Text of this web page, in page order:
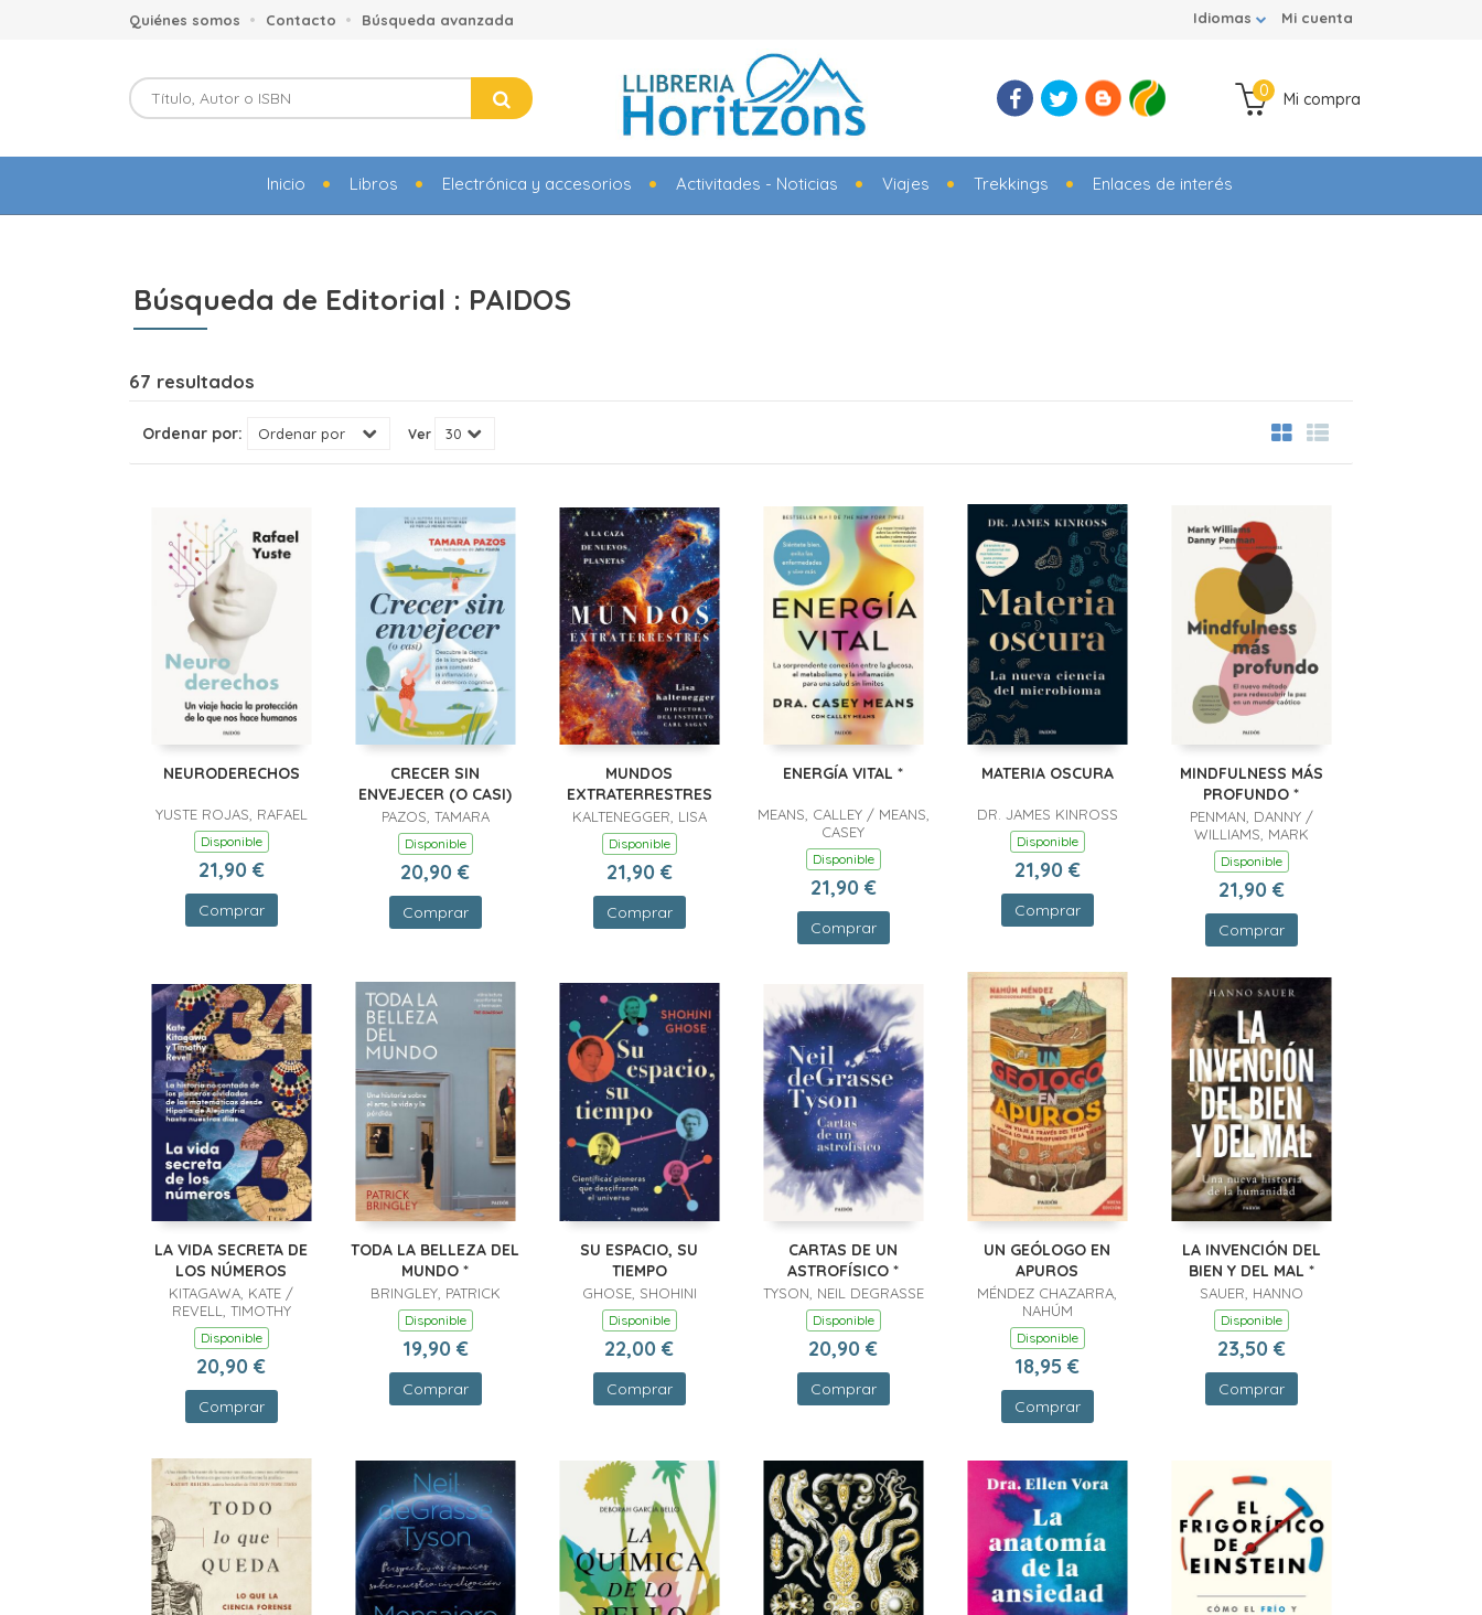
Mi cuenta
Idiomas
Quiénes somos Contacto Búsqueda avanzada
Mi compra
0
Inicio Libros Electrónica y accesorios Activitades - Noticias Viajes Trekkings Enlaces de interés
Búsqueda de Editorial : PAIDOS
67 resultados
Ordenar por: Ver
NEURODERECHOS
YUSTE ROJAS, RAFAEL
Disponible
21,90 €
Comprar
CRECER SIN
ENVEJECER (O CASI)
PAZOS, TAMARA
Disponible
20,90 €
Comprar
MUNDOS
EXTRATERRESTRES
KALTENEGGER, LISA
Disponible
21,90 €
Comprar
ENERGÍA VITAL *
MEANS, CALLEY / MEANS,
CASEY
Disponible
21,90 €
Comprar
MATERIA OSCURA
DR. JAMES KINROSS
Disponible
21,90 €
Comprar
MINDFULNESS MÁS
PROFUNDO *
PENMAN, DANNY /
WILLIAMS, MARK
Disponible
21,90 €
Comprar
LA VIDA SECRETA DE
LOS NÚMEROS
KITAGAWA, KATE /
REVELL, TIMOTHY
Disponible
20,90 €
Comprar
TODA LA BELLEZA DEL
MUNDO *
BRINGLEY, PATRICK
Disponible
19,90 €
Comprar
SU ESPACIO, SU
TIEMPO
GHOSE, SHOHINI
Disponible
22,00 €
Comprar
CARTAS DE UN
ASTROFÍSICO *
TYSON, NEIL DEGRASSE
Disponible
20,90 €
Comprar
UN GEÓLOGO EN
APUROS
MÉNDEZ CHAZARRA,
NAHÚM
Disponible
18,95 €
Comprar
LA INVENCIÓN DEL
BIEN Y DEL MAL *
SAUER, HANNO
Disponible
23,50 €
Comprar